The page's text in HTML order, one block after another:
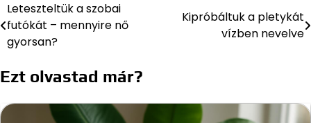
Bejegyzés
navigáció
Leteszteltük a szobai
futókát – mennyire nő
gyorsan?
Kipróbáltuk a pletykát
vízben nevelve
Ezt olvastad már?